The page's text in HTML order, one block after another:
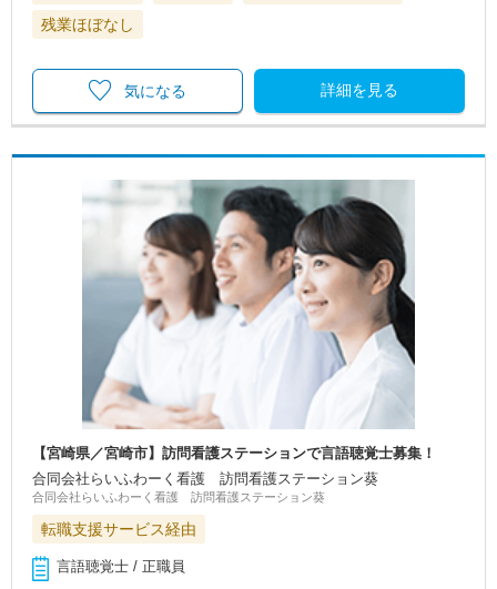
残業ほぼなし
詳細を見る
気になる
【宮崎県／宮崎市】訪問看護ステーションで言語聴覚士募集！
合同会社らいふわーく看護 訪問看護ステーション葵
合同会社らいふわーく看護 訪問看護ステーション葵
転職支援サービス経由
言語聴覚士 / 正職員